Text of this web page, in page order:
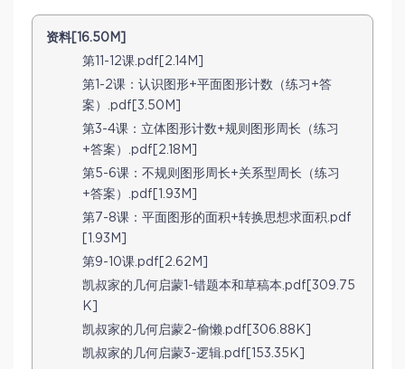
资料[16.50M]
第11-12课.pdf[2.14M]
第1-2课：认识图形+平面图形计数（练习+答
案）.pdf[3.50M]
第3-4课：立体图形计数+规则图形周长（练习
+答案）.pdf[2.18M]
第5-6课：不规则图形周长+关系型周长（练习
+答案）.pdf[1.93M]
第7-8课：平面图形的面积+转换思想求面积.pdf
[1.93M]
第9-10课.pdf[2.62M]
凯叔家的几何启蒙1-错题本和草稿本.pdf[309.75
K]
凯叔家的几何启蒙2-偷懒.pdf[306.88K]
凯叔家的几何启蒙3-逻辑.pdf[153.35K]